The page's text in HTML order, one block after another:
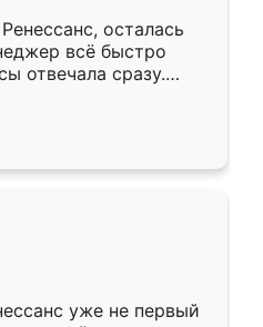
осталась
всё быстро
отвечала сразу.
подошёл к
Собрали
аккуратно, даже
уже не первый